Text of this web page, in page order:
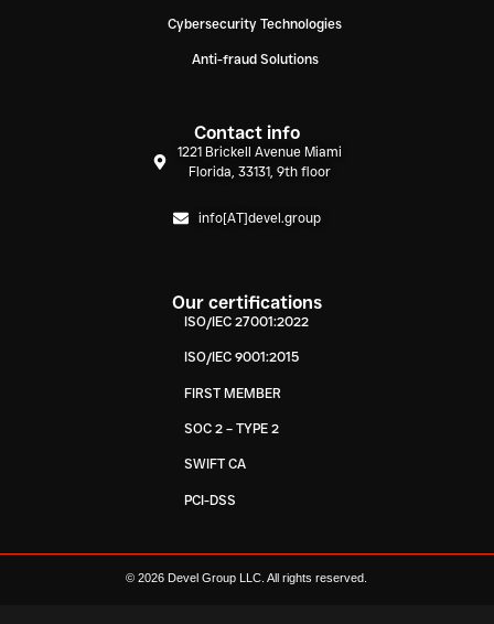
Cybersecurity Technologies
Anti-fraud Solutions
Contact info
1221 Brickell Avenue Miami
Florida, 33131, 9th floor
info[AT]devel.group
Our certifications
ISO/IEC 27001:2022
ISO/IEC 9001:2015
FIRST MEMBER
SOC 2 – TYPE 2
SWIFT CA
PCI-DSS
© 2026 Devel Group LLC. All rights reserved.